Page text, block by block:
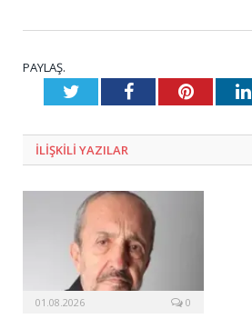
PAYLAŞ.
TwitterFacebookPinterest
ILIŞKILI YAZILAR
01.08.2026 0